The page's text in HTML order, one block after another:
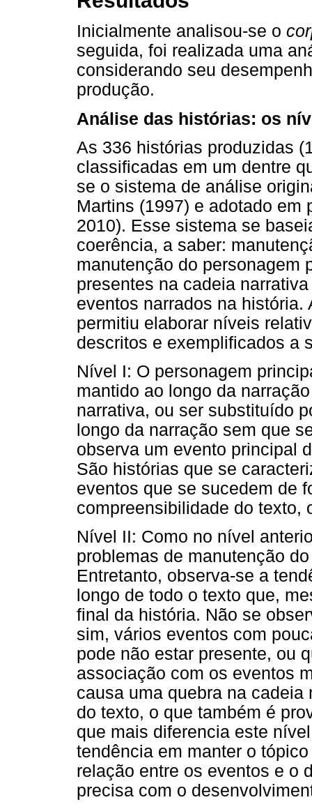
Inicialmente analisou-se o
seguida, foi realizada uma
considerando seu
produção.
Análise das histórias: os
As 336 histórias produzidas
classificadas em um dentre
se o sistema de análise
Martins (1997) e adotado
2010). Esse sistema se
coerência, a saber:
manutenção do personagem
presentes na cadeia
eventos narrados na
permitiu elaborar níveis
descritos e exemplificados a
Nível I: O personagem
mantido ao longo da
narrativa, ou ser substituído
longo da narração sem que
observa um evento principal
São histórias que se
eventos que se sucedem de
compreensibilidade do texto,
Nível II: Como no nível
problemas de manutenção
Entretanto, observa-se a
longo de todo o texto que,
final da história. Não se
sim, vários eventos com
pode não estar presente, ou
associação com os eventos
causa uma quebra na
do texto, o que também é
que mais diferencia este
tendência em manter o
relação entre os eventos e o
precisa com o